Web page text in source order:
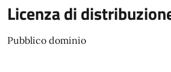
Licenza di
Pubblico dominio